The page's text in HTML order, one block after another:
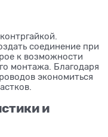
соединение при
к возможности
монтажа. Благодаря
экономиться
и